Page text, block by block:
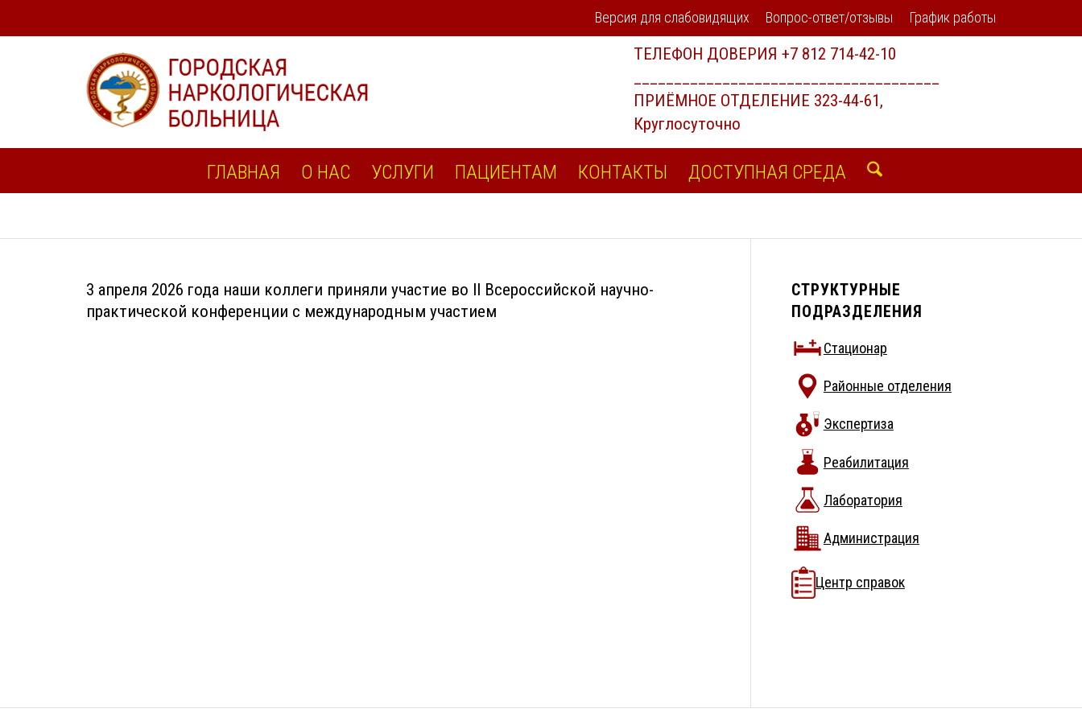
Версия для слабовидящих Вопрос-ответ/отзывы График работы
ГЛАВНАЯ О НАС УСЛУГИ ПАЦИЕНТАМ КОНТАКТЫ ДОСТУПНАЯ СРЕДА
3 апреля 2026 года наши коллеги приняли участие во II Всероссийской научно-
практической конференции с международным участием
СТРУКТУРНЫЕ
ПОДРАЗДЕЛЕНИЯ
Стационар
Районные отделения
Экспертиза
Реабилитация
Лаборатория
Администрация
Центр справок